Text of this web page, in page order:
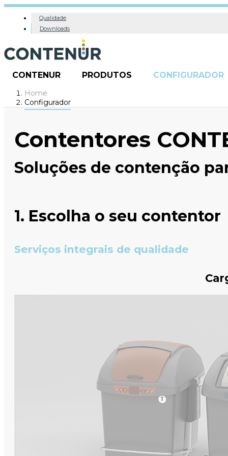
Qualidade
Downloads
CONTENUR PRODUTOS CONFIGURADOR
Home
Configurador
Contentores
Soluções de contenção
1. Escolha o seu contentor
Serviços integrais de qualidade